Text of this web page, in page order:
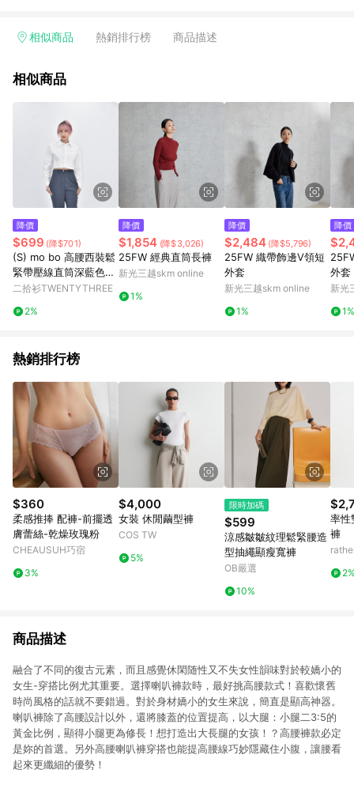
回饋訂單不得享有 Pinkoi 站方優惠，例如首購優惠，P coins，
行為，不具贈點資格，部分退款不在此限。 6. APP 請更新至
運費，攤位費等不具贈點資格。 9. LINE 購物站上之商品規格、
顏色、價位、贈品如與 Pinkoi 商品資訊頁及購物車不符，以
Pinkoi 購物商品資訊頁及購物車標示為準。 10. 點數紅包使用規
則請以點數紅包活動說明為準。 11. 若於 LINE 購物前往 Pinkoi
頁面後才首次下載 Pinkoi APP 並完成訂單，不符合導購資格；承
上，首次下載 Pinkoi APP 後，需透過 LINE 購物前往 Pinkoi 頁
相似商品 熱銷排行榜 商品描述
相似商品
降價
$699 (降$701)
(S) mo bo 高腰西裝鬆
緊帶壓線直筒深藍色長
褲
二拾衫TWENTYTHREE
2%
降價
$1,854 (降$3,026)
25FW 經典直筒長褲
新光三越skm online
1%
降價
$2,484 (降$5,796)
25FW 織帶飾邊V領短
外套
新光三越skm online
1%
降價
外套
新光
1%
熱銷排行榜
$360
柔感推捧 配褲-前擺透
膚蕾絲-乾燥玫瑰粉
CHEAUSUH巧宿
3%
$4,000
女裝 休閒繭型褲
COS TW
5%
限時加碼
$599
涼感皺皺紋理鬆緊腰造
型抽繩顯瘦寬褲
OB嚴選
10%
率性
褲
商品描述
融合了不同的復古元素，而且感覺休閑随性又不失女性韻味對於較嬌小的
女生-穿搭比例尤其重要。選擇喇叭褲款時，最好挑高腰款式！喜歡懷舊
時尚風格的話就不要錯過。對於身材嬌小的女生來說，簡直是顯高神器。
喇叭褲除了高腰設計以外，還將膝蓋的位置提高，以大腿：小腿二3:5的
黃金比例，顯得小腿更為修長！想打造出大長腿的女孩！？高腰褲款必定
是妳的首選。另外高腰喇叭褲穿搭也能提高腰線巧妙隱藏住小腹，讓腰看
起來更纖細的優勢！